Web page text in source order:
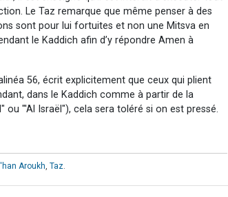
Le Taz remarque que même penser à des
sont pour lui fortuites et non une Mitsva en
le Kaddich afin d’y répondre Amen à
56, écrit explicitement que ceux qui plient
dans le Kaddich comme à partir de la
"'Al Israël"), cela sera toléré si on est pressé.
Aroukh Taz